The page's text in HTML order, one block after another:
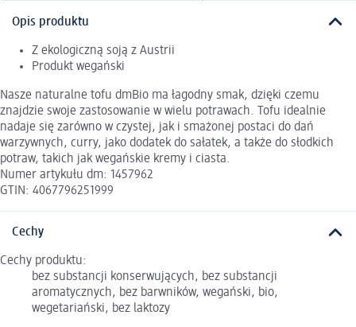
Opis produktu
Z ekologiczną soją z Austrii
Produkt wegański
Nasze naturalne tofu dmBio ma łagodny smak, dzięki czemu
znajdzie swoje zastosowanie w wielu potrawach. Tofu idealnie
nadaje się zarówno w czystej, jak i smażonej postaci do dań
warzywnych, curry, jako dodatek do sałatek, a także do słodkich
potraw, takich jak wegańskie kremy i ciasta.
Numer artykułu dm: 1457962
GTIN: 4067796251999
Cechy
Cechy produktu:
bez substancji konserwujących, bez substancji
aromatycznych, bez barwników, wegański, bio,
wegetariański, bez laktozy